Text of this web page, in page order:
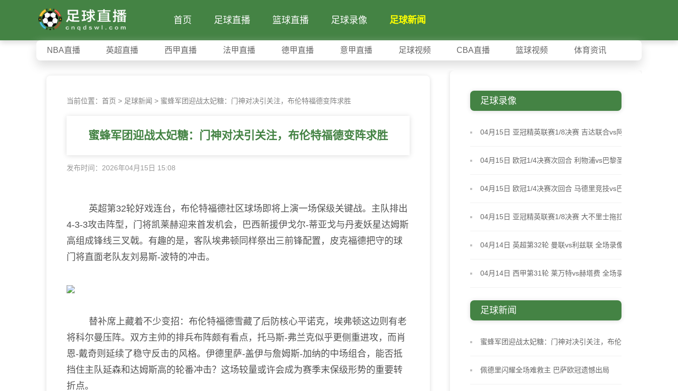
首页 足球直播 篮球直播 足球录像 足球新闻
NBA直播 英超直播 西甲直播 法甲直播 德甲直播 意甲直播 足球视频 CBA直播 篮球视频 体育资讯
当前位置： 首页 > 足球新闻 > 蜜蜂军团迎战太妃糖：门神对决引关注，布伦特福德变阵求胜
蜜蜂军团迎战太妃糖：门神对决引关注，布伦特福德变阵求胜
发布时间：2026年04月15日 15:08
英超第32轮好戏连台，布伦特福德社区球场即将上演一场保级关键战。主队排出
4-3-3攻击阵型，门将凯莱赫迎来首发机会，巴西新援伊戈尔-蒂亚戈与丹麦妖星达姆斯
高组成锋线三叉戟。有趣的是，客队埃弗顿同样祭出三前锋配置，皮克福德把守的球
门将直面老队友刘易斯-波特的冲击。
替补席上藏着不少变招：布伦特福德雪藏了后防核心平诺克，埃弗顿这边则有老
将科尔曼压阵。双方主帅的排兵布阵颇有看点，托马斯-弗兰克似乎更侧重进攻，而肖
恩-戴奇则延续了稳守反击的风格。伊德里萨-盖伊与詹姆斯-加纳的中场组合，能否抵
挡住主队延森和达姆斯高的轮番冲击？这场较量或许会成为赛季末保级形势的重要转
折点。
足球录像
04月15日 亚冠精英联赛1/8决赛 吉达联合vs阿布扎比
04月15日 欧冠1/4决赛次回合 利物浦vs巴黎圣日耳曼
04月15日 欧冠1/4决赛次回合 马德里竞技vs巴塞罗那
04月15日 亚冠精英联赛1/8决赛 大不里士拖拉机vs迪
04月14日 英超第32轮 曼联vs利兹联 全场录像
04月14日 西甲第31轮 莱万特vs赫塔费 全场录像
足球新闻
蜜蜂军团迎战太妃糖：门神对决引关注，布伦特福德
佩德里闪耀全场难救主 巴萨欧冠遗憾出局